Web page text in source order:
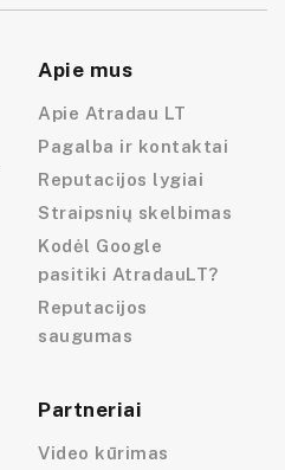
Apie mus
Apie Atradau LT
Pagalba ir kontaktai
Reputacijos lygiai
Straipsnių skelbimas
Kodėl Google
pasitiki AtradauLT?
Reputacijos
saugumas
Partneriai
Video kūrimas